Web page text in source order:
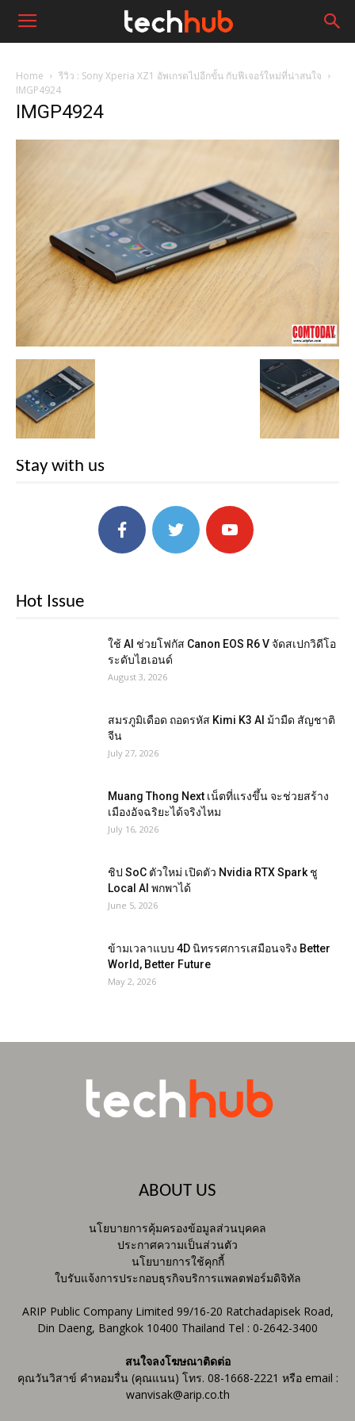
Home
รีวิว : Sony Xperia XZ1 อัพเกรดไปอีกขั้น กับฟีเจอร์ใหม่ที่น่าสนใจ
IMGP4924
IMGP4924
Stay with us
Hot Issue
ใช้ AI ช่วยโฟกัส Canon EOS R6 V จัดสเปกวิดีโอ
ระดับไฮเอนด์
August 3, 2026
สมรภูมิเดือด ถอดรหัส Kimi K3 AI ม้ามืด สัญชาติ
จีน
July 27, 2026
Muang Thong Next เน็ตที่แรงขึ้น จะช่วยสร้าง
เมืองอัจฉริยะได้จริงไหม
July 16, 2026
ชิป SoC ตัวใหม่ เปิดตัว Nvidia RTX Spark ชู
Local AI พกพาได้
June 5, 2026
ข้ามเวลาแบบ 4D นิทรรศการเสมือนจริง Better
World, Better Future
May 2, 2026
ABOUT US
นโยบายการคุ้มครองข้อมูลส่วนบุคคล
ประกาศความเป็นส่วนตัว
นโยบายการใช้คุกกี้
ใบรับแจ้งการประกอบธุรกิจบริการแพลตฟอร์มดิจิทัล
ARIP Public Company Limited 99/16-20 Ratchadapisek Road,
Din Daeng, Bangkok 10400 Thailand Tel : 0-2642-3400
สนใจลงโฆษณาติดต่อ
คุณวันวิสาข์ คำหอมรื่น (คุณแนน) โทร. 08-1668-2221 หรือ email :
wanvisak@arip.co.th